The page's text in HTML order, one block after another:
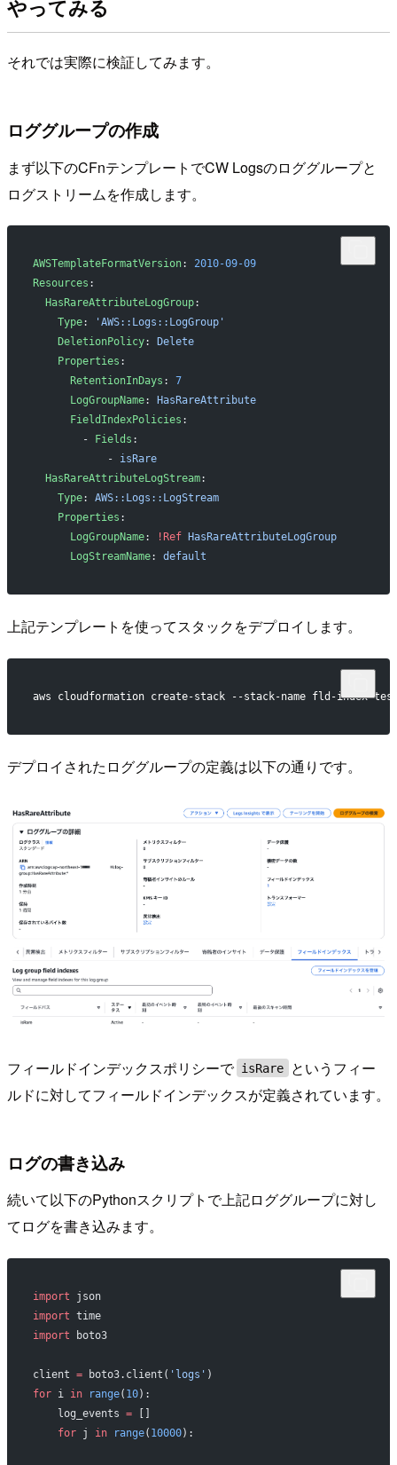
やってみる
それでは実際に検証してみます。
ロググループの作成
まず以下のCFnテンプレートでCW Logsのロググループと
ログストリームを作成します。
AWSTemplateFormatVersion: 2010-09-09
Resources :
  HasRareAttributeLogGroup
:
    Type
:
'AWS::Logs::LogGroup'
    DeletionPolicy
:
Delete
    Properties
:
      RetentionInDays
: 7
      LogGroupName
:
HasRareAttribute
      FieldIndexPolicies
:
        -
Fields :
            -
isRare
  HasRareAttributeLogStream
:
    Type
: AWS::Logs::LogStream
    Properties
:
      LogGroupName
: !Ref HasRareAttributeLogGroup
      LogStreamName
: default
上記テンプレートを使ってスタックをデプロイします。
aws cloudformation create-stack --stack-name fld-index-
デプロイされたロググループの定義は以下の通りです。
フィールドインデックスポリシーで isRare
というフィー
ルドに対してフィールドインデックスが定義されています。
ログの書き込み
続いて以下のPythonスクリプトで上記ロググループに対し
てログを書き込みます。
import json
import time
import boto3
client = boto3.client( 'logs' )
for i in range( 10):
    log_events
= []
    for
j in range( 10000):